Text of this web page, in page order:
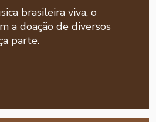
brasileira viva, o
a doação de diversos
parte.